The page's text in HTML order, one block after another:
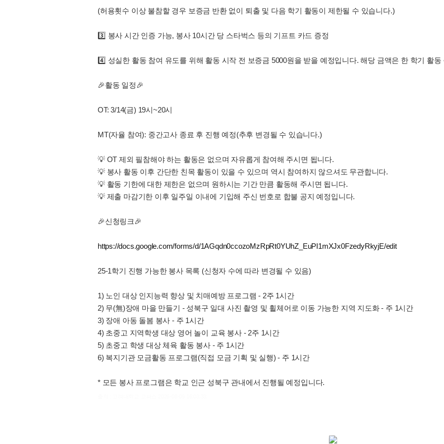
(허용횟수 이상 불참할 경우 보증금 반환 없이 퇴출 및 다음 학기 활동이 제한될 수 있습니다.)
3️⃣ 봉사 시간 인증 가능, 봉사 10시간 당 스타벅스 등의 기프트 카드 증정
4️⃣ 성실한 활동 참여 유도를 위해 활동 시작 전 보증금 5000원을 받을 예정입니다. 해당 금액은 한 학기 활
🎉활동 일정🎉
OT: 3/14(금) 19시~20시
MT(자율 참여): 중간고사 종료 후 진행 예정(추후 변경될 수 있습니다.)
💡 OT 제외 필참해야 하는 활동은 없으며 자유롭게 참여해 주시면 됩니다.
💡 봉사 활동 이후 간단한 친목 활동이 있을 수 있으며 역시 참여하지 않으셔도 무관합니다.
💡 활동 기한에 대한 제한은 없으며 원하시는 기간 만큼 활동해 주시면 됩니다.
💡 제출 마감기한 이후 일주일 이내에 기입해 주신 번호로 합불 공지 예정입니다.
🎉신청링크🎉
https://docs.google.com/forms/d/1AGqdn0ccozoMzRpRt0YUhZ_EuPI1mXJx0FzedyRkyjE/edit
25-1학기 진행 가능한 봉사 목록 (신청자 수에 따라 변경될 수 있음)
1) 노인 대상 인지능력 향상 및 치매예방 프로그램 - 2주 1시간
2) 무(無)장애 마을 만들기 - 성북구 일대 사진 촬영 및 휠체어로 이동 가능한 지역 지도화 - 주 1시간
3) 장애 아동 돌봄 봉사 - 주 1시간
4) 초중고 지역학생 대상 영어 놀이 교육 봉사 - 2주 1시간
5) 초중고 학생 대상 체육 활동 봉사 - 주 1시간
6) 복지기관 모금활동 프로그램(직접 모금 기획 및 실행) - 주 1시간
* 모든 봉사 프로그램은 학교 인근 성북구 관내에서 진행될 예정입니다.